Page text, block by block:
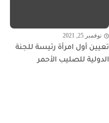
نوفمبر 25, 2021
تعيين أول امرأة رئيسة للجنة
الدولية للصليب الأحمر